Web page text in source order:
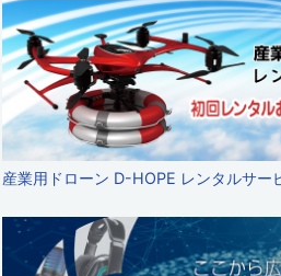
産業用ドローン D-HOPE レンタルサー